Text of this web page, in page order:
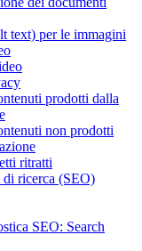
text) per le immagini
prodotti dalla
non prodotti
ritratti
ricerca (SEO)
SEO: Search